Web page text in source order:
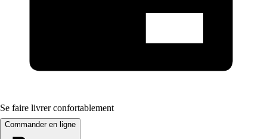
Se faire livrer confortablement
Commander en ligne